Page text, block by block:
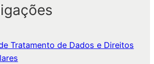
Tratamento de Dados e Direitos